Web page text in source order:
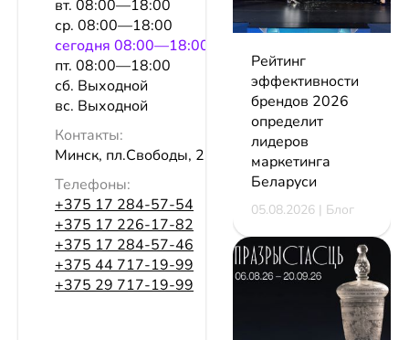
вт. 08:00—18:00
ср. 08:00—18:00
сeгодня 08:00—18:00
пт. 08:00—18:00
сб. Выходной
вс. Выходной
Контакты:
Минск, пл.Свободы, 23
Телефоны:
+375 17 284-57-54
+375 17 226-17-82
+375 17 284-57-46
+375 44 717-19-99
+375 29 717-19-99
Рейтинг
эффективности
брендов 2026
определит
лидеров
маркетинга
Беларуси
05.08.2026 | Блог